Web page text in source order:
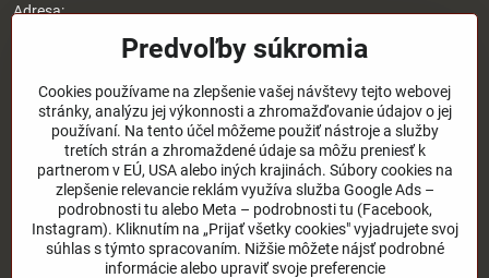
Adresa:
Štefánikova 1470/50c
Otváracie hodiny:
8:00 - 17:00 pondelok - piatok
8:00 - 12:00 sobota
Nedeľa - zatvorené
O nás
Užitočné odkazy
Predvoľby súkromia
Cookies používame na zlepšenie vašej návštevy tejto webovej
stránky, analýzu jej výkonnosti a zhromažďovanie údajov o jej
používaní. Na tento účel môžeme použiť nástroje a služby
tretích strán a zhromaždené údaje sa môžu preniesť k
partnerom v EÚ, USA alebo iných krajinách. Súbory cookies na
zlepšenie relevancie reklám využíva služba Google Ads –
podrobnosti tu alebo Meta – podrobnosti tu (Facebook,
Instagram). Kliknutím na „Prijať všetky cookies" vyjadrujete svoj
súhlas s týmto spracovaním. Nižšie môžete nájsť podrobné
informácie alebo upraviť svoje preferencie